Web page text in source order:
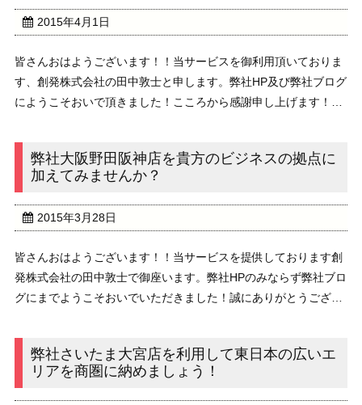
2015年4月1日
皆さんおはようございます！！当サービスを御利用頂いておりま
す、創発株式会社の田中敦士と申します。弊社HP及び弊社ブログ
にようこそおいで頂きました！こころから感謝申し上げます！い
当に気持ちが良い時節ですね！花粉が飛んでいる ...
弊社大阪野田阪神店を貴方のビジネスの拠点に
加えてみませんか？
2015年3月28日
皆さんおはようございます！！当サービスを提供しております創
発株式会社の田中敦士で御座います。弊社HPのみならず弊社ブロ
グにまでようこそおいでいただきました！誠にありがとうござい
い時節です。花粉が飛んでいるので花粉症の方にと ...
弊社さいたま大宮店を利用して東日本の広いエ
リアを商圏に納めましょう！